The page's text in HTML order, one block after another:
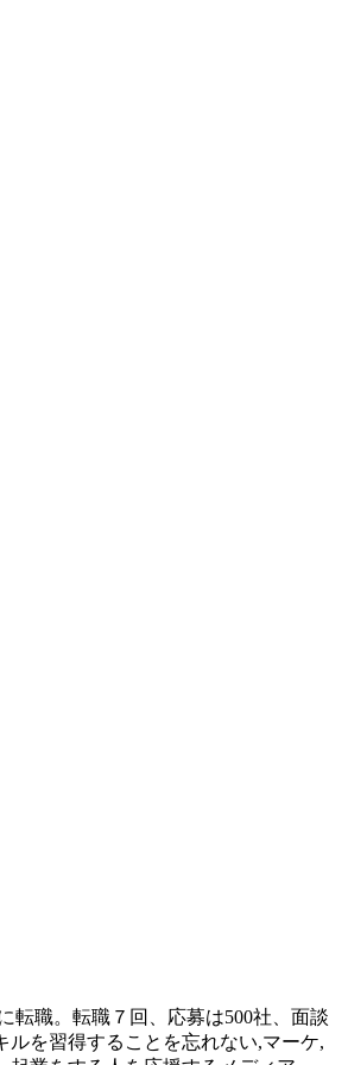
職。転職７回、応募は500社、面談
を習得することを忘れない,マーケ,